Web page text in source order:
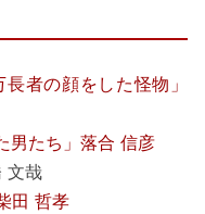
者の顔をした怪物」
男たち」落合 信彦
文哉
田 哲孝